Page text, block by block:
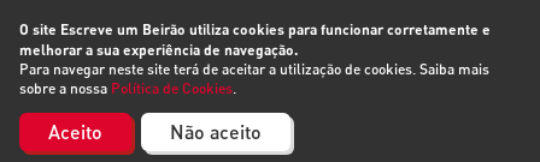
O site Escreve um Beirão utiliza cookies para funcionar corretamente e
melhorar a sua experiência de navegação.
Para navegar neste site terá de aceitar a utilização de cookies. Saiba mais
sobre a nossa Política de Cookies.
Aceito Não aceito